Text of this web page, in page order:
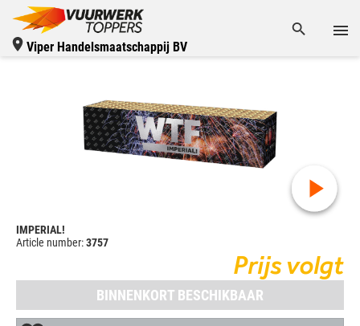
Viper Handelsmaatschappij BV
IMPERIAL!
Article number:3757
Prijs volgt
BINNENKORT BESCHIKBAAR